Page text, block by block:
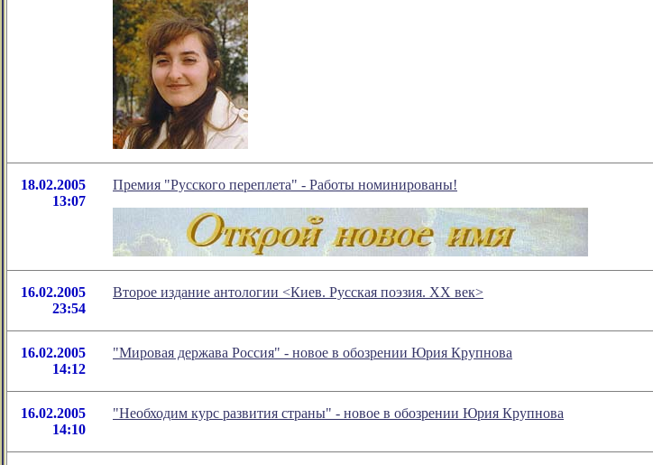
18.02.2005
13:07
Премия "Русского переплета" - Работы номинированы!
16.02.2005
23:54
Второе издание антологии <Киев. Русская поэзия. ХХ век>
16.02.2005
14:12
"Мировая держава Россия" - новое в обозрении Юрия Крупнова
16.02.2005
14:10
"Необходим курс развития страны" - новое в обозрении Юрия Крупнова